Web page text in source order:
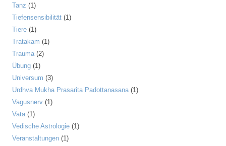
Tanz (1)
Tiefensensibilität (1)
Tiere (1)
Tratakam (1)
Trauma(2)
Übung (1)
Universum (3)
Urdhva Mukha Prasarita Padottanasana(1)
Vagusnerv (1)
Vata(1)
Vedische Astrologie (1)
Veranstaltungen (1)